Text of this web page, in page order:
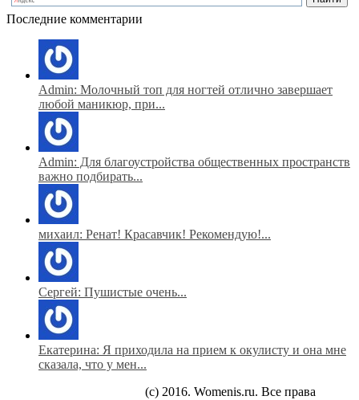
Последние комментарии
Admin: Молочный топ для ногтей отлично завершает
любой маникюр, при...
Admin: Для благоустройства общественных пространств
важно подбирать...
михаил: Ренат! Красавчик! Рекомендую!...
Сергей: Пушистые очень...
Екатерина: Я приходила на прием к окулисту и она мне
сказала, что у мен...
(c) 2016. Womenis.ru. Все права